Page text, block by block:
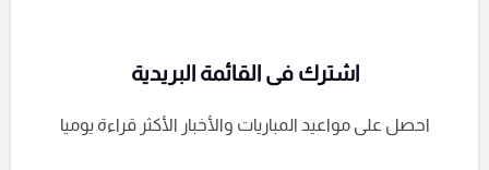
اشترك فى القائمة البريدية
احصل على مواعيد المباريات والأخبار الأكثر قراءة يوميا